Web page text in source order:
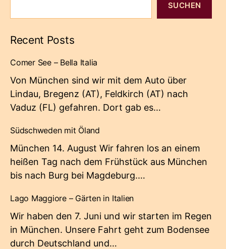
SUCHEN
Recent Posts
Comer See – Bella Italia
Von München sind wir mit dem Auto über
Lindau, Bregenz (AT), Feldkirch (AT) nach
Vaduz (FL) gefahren. Dort gab es…
Südschweden mit Öland
München 14. August Wir fahren los an einem
heißen Tag nach dem Frühstück aus München
bis nach Burg bei Magdeburg.…
Lago Maggiore – Gärten in Italien
Wir haben den 7. Juni und wir starten im Regen
in München. Unsere Fahrt geht zum Bodensee
durch Deutschland und…